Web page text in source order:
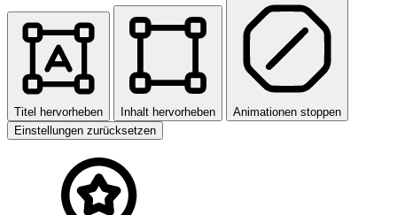
Titel hervorheben Inhalt hervorheben
Animationen stoppen
Einstellungen zurücksetzen